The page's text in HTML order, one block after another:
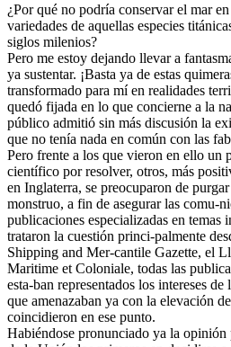
¿Por qué no podría conservar el mar
variedades de aquellas especies
siglos milenios?
Pero me estoy dejando llevar a
ya sustentar. ¡Basta ya de estas
transformado para mí en realidades
quedó fijada en lo que concierne a la
público admitió sin más discusión la
que no tenía nada en común con las
Pero frente a los que vieron en ello un
científico por resolver, otros, más
en Inglaterra, se preocuparon de
monstruo, a fin de asegurar las comu-
publicaciones especializadas en temas
trataron la cuestión princi-palmente
Shipping and Mer-cantile Gazette, el
Maritime et Coloniale, todas las
esta-ban representados los intereses de
que amenazaban ya con la elevación
coincidieron en ese punto.
Habiéndose pronunciado ya la